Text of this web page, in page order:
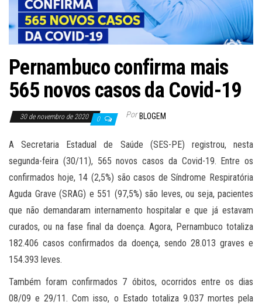
Pernambuco confirma mais
565 novos casos da Covid-19
30 de novembro de 2020 0 Por BLOGEM
A Secretaria Estadual de Saúde (SES-PE) registrou, nesta
segunda-feira (30/11), 565 novos casos da Covid-19. Entre os
confirmados hoje, 14 (2,5%) são casos de Síndrome Respiratória
Aguda Grave (SRAG) e 551 (97,5%) são leves, ou seja, pacientes
que não demandaram internamento hospitalar e que já estavam
curados, ou na fase final da doença. Agora, Pernambuco totaliza
182.406 casos confirmados da doença, sendo 28.013 graves e
154.393 leves.
Também foram confirmados 7 óbitos, ocorridos entre os dias
08/09 e 29/11. Com isso, o Estado totaliza 9.037 mortes pela